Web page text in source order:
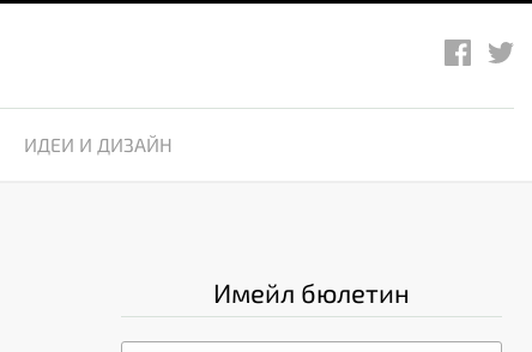
ИДЕИ И ДИЗАЙН
Имейл бюлетин